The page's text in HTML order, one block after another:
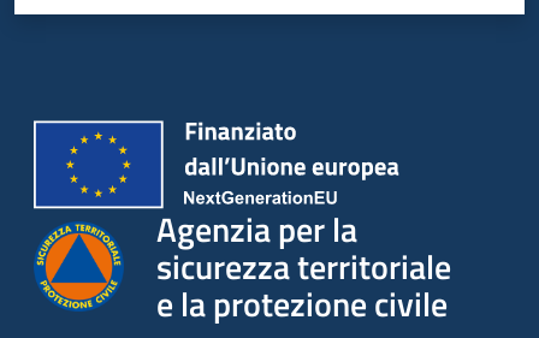
Agenzia per la
sicurezza territoriale
e la protezione civile